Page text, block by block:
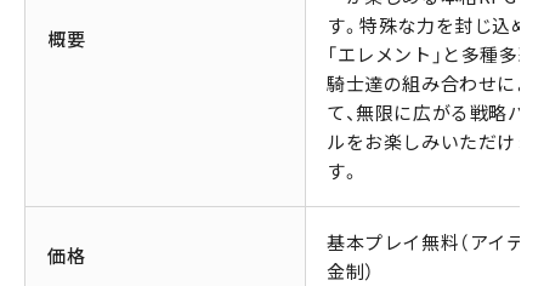
概要
す。特殊な力を封じ込め
「エレメント」と多種多彩
騎士達の組み合わせによ
て、無限に広がる戦略バ
ルをお楽しみいただけま
す。
価格
基本プレイ無料（アイテ
金制）